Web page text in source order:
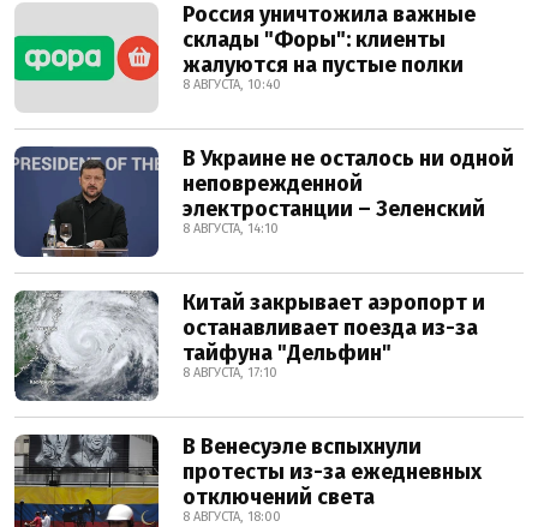
Россия уничтожила важные
склады "Форы": клиенты
жалуются на пустые полки
8 АВГУСТА, 10:40
В Украине не осталось ни одной
неповрежденной
электростанции – Зеленский
8 АВГУСТА, 14:10
Китай закрывает аэропорт и
останавливает поезда из-за
тайфуна "Дельфин"
8 АВГУСТА, 17:10
В Венесуэле вспыхнули
протесты из-за ежедневных
отключений света
8 АВГУСТА, 18:00